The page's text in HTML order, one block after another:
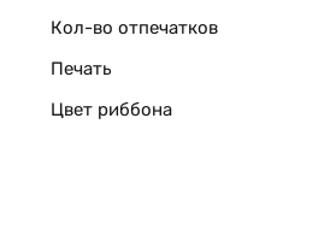
Кол-во отпечатков
Печать
Цвет риббона